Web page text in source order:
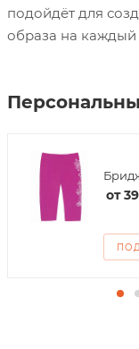
подойдёт для
образа на каждый
от